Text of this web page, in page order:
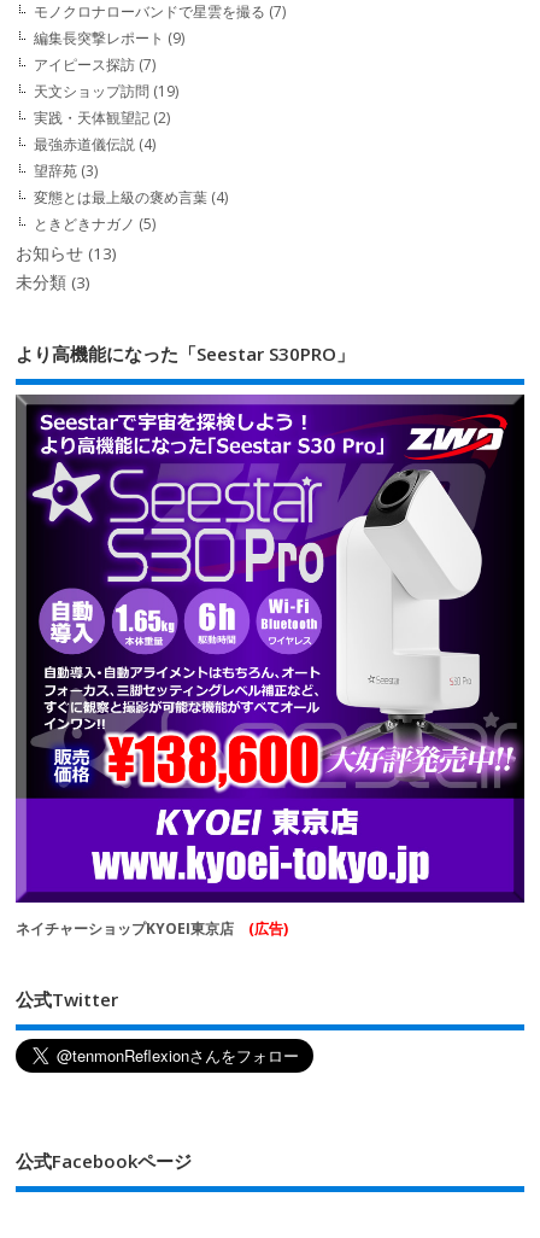
モノクロナローバンドで星雲を撮る (7)
編集長突撃レポート (9)
アイピース探訪 (7)
天文ショップ訪問 (19)
実践・天体観望記 (2)
最強赤道儀伝説 (4)
望辞苑 (3)
変態とは最上級の褒め言葉 (4)
ときどきナガノ (5)
お知らせ (13)
未分類 (3)
より高機能になった「Seestar S30PRO」
ネイチャーショップKYOEI東京店 (広告)
公式Twitter
公式Facebookページ